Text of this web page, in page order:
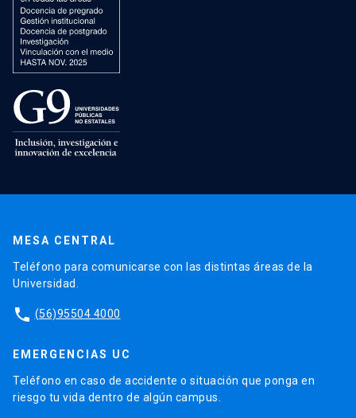
MESA CENTRAL
Teléfono para comunicarse con las distintas áreas de la
Universidad.
phone (56)95504 4000
EMERGENCIAS UC
Teléfono en caso de accidente o situación que ponga en
riesgo tu vida dentro de algún campus.